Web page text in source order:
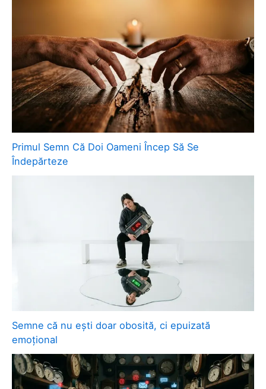
Primul Semn Că Doi Oameni Încep Să Se
Îndepărteze
Semne că nu ești doar obosită, ci epuizată
emoțional